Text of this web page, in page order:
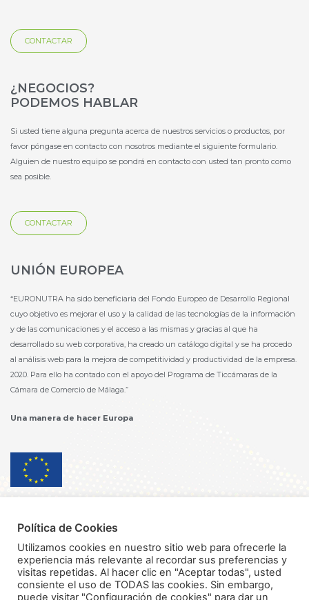
q
a
e
u
a
r
CONTACTAR
¿NEGOCIOS?
PODEMOS HABLAR
Si usted tiene alguna pregunta acerca de nuestros servicios o productos, por
favor póngase en contacto con nosotros mediante el siguiente formulario.
Alguien de nuestro equipo se pondrá en contacto con usted tan pronto como
sea posible.
CONTACTAR
UNIÓN EUROPEA
“EURONUTRA ha sido beneficiaria del Fondo Europeo de Desarrollo Regional
cuyo objetivo es mejorar el uso y la calidad de las tecnologías de la información
y de las comunicaciones y el acceso a las mismas y gracias al que ha
desarrollado su web corporativa, ha creado un catálogo digital y se ha procedo
al análisis web para la mejora de competitividad y productividad de la empresa.
2020. Para ello ha contado con el apoyo del Programa de Ticcámaras de la
Cámara de Comercio de Málaga.”
Una manera de hacer Europa
Política de seguridad información
Política de Calidad y Medioambiente
Política de inocuidad de los alimentos
Política de Cookies
Utilizamos cookies en nuestro sitio web para ofrecerle la
experiencia más relevante al recordar sus preferencias y
visitas repetidas. Al hacer clic en "Aceptar todas", usted
consiente el uso de TODAS las cookies. Sin embargo,
puede visitar "Configuración de cookies" para dar un